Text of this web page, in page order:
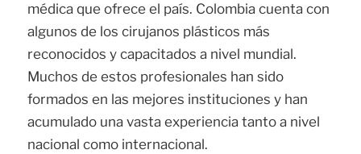
médica que ofrece el país. Colombia cuenta con
algunos de los cirujanos plásticos más
reconocidos y capacitados a nivel mundial.
Muchos de estos profesionales han sido
formados en las mejores instituciones y han
acumulado una vasta experiencia tanto a nivel
nacional como internacional.